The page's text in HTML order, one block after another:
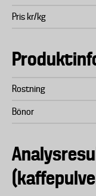
Pris kr/kg
Rostning
Bönor